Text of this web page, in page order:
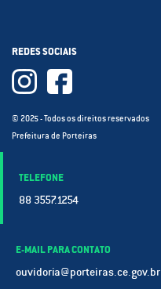
REDES SOCIAIS
© 2025 - Todos os direitos reservados
Prefeitura de Porteiras
TELEFONE
88 3557.1254
E-MAIL PARA CONTATO
ouvidoria@porteiras.ce.gov.br